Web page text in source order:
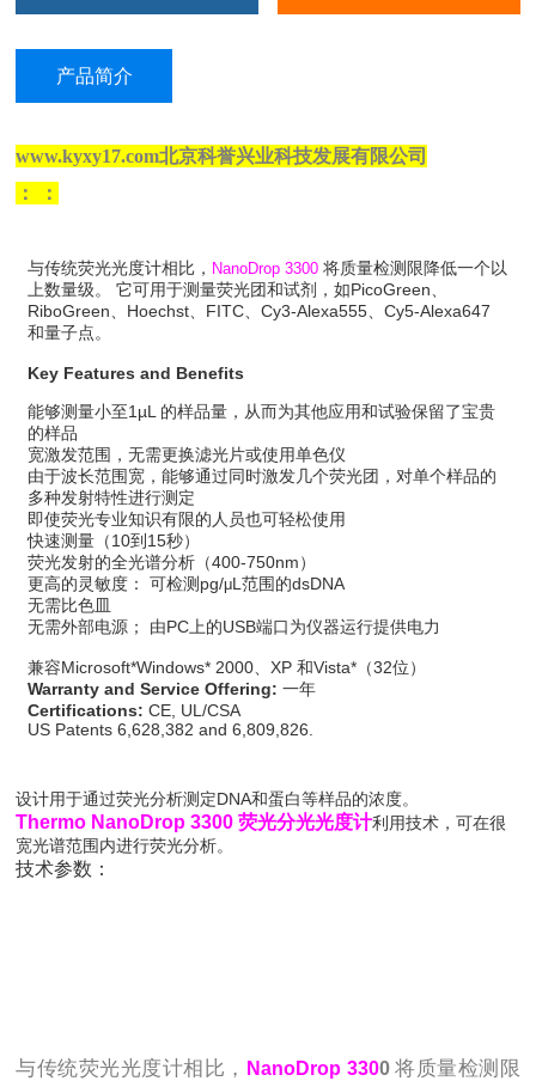
产品简介
www.kyxy17.com北京科誉兴业科技发展有限公司
：
：
与传统荧光光度计相比， NanoDrop 3300将质量检测限降低一个以
上数量级。 它可用于测量荧光团和试剂，如PicoGreen、
RiboGreen、Hoechst、FITC、Cy3-Alexa555、Cy5-Alexa647
和量子点。
Key Features and Benefits
能够测量小至1µL 的样品量，从而为其他应用和试验保留了宝贵
的样品
宽激发范围，无需更换滤光片或使用单色仪
由于波长范围宽，能够通过同时激发几个荧光团，对单个样品的
多种发射特性进行测定
即使荧光专业知识有限的人员也可轻松使用
快速测量（10到15秒）
荧光发射的全光谱分析（400-750nm）
更高的灵敏度： 可检测pg/μL范围的dsDNA
无需比色皿
无需外部电源； 由PC上的USB端口为仪器运行提供电力
兼容Microsoft*Windows* 2000、XP 和Vista*（32位）
Warranty and Service Offering: 一年
Certifications: CE, UL/CSA
US Patents 6,628,382 and 6,809,826.
设计用于通过荧光分析测定DNA和蛋白等样品的浓度。
Thermo NanoDrop 3300 荧光分光光度计利用技术，可在很
宽光谱范围内进行荧光分析。
技术参数：
与传统荧光光度计相比， NanoDrop 3300将质量检测限